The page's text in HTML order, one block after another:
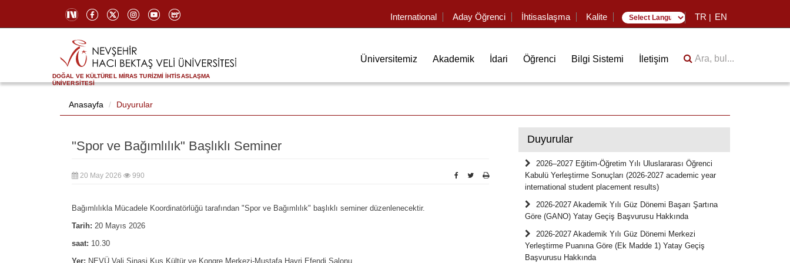
International Aday Öğrenci İhtisaslaşma Kalite TR | EN
DOĞAL VE KÜLTÜREL MİRAS TURİZMİ İHTİSASLAŞMA
ÜNİVERSİTESİ
Üniversitemiz Akademik İdari Öğrenci Bilgi Sistemi İletişim Ara, bul...
Anasayfa Duyurular
"Spor ve Bağımlılık" Başlıklı Seminer
20 May 2026 990
Bağımlılıkla Mücadele Koordinatörlüğü tarafından "Spor ve Bağımlılık" başlıklı seminer düzenlenecektir.
Tarih: 20 Mayıs 2026
saat: 10.30
Yer: NEVÜ Vali Şinasi Kuş Kültür ve Kongre Merkezi-Mustafa Hayri Efendi Salonu
Duyurular
2026–2027 Eğitim-Öğretim Yılı Uluslararası Öğrenci
Kabulü Yerleştirme Sonuçları (2026-2027 academic year
international student placement results)
2026-2027 Akademik Yılı Güz Dönemi Başarı Şartına
Göre (GANO) Yatay Geçiş Başvurusu Hakkında
2026-2027 Akademik Yılı Güz Dönemi Merkezi
Yerleştirme Puanına Göre (Ek Madde 1) Yatay Geçiş
Başvurusu Hakkında